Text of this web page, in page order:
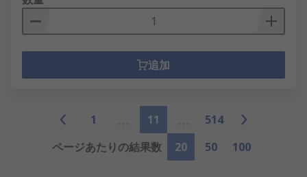
追加
1 11
514
ページあたりの結果数
20 50 100